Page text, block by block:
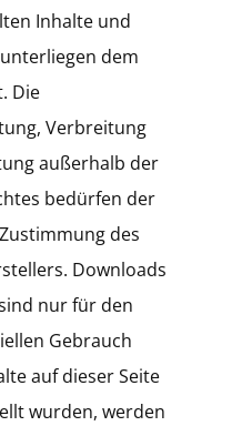
Inhalte und
dem
Die
Verbreitung
außerhalb der
bedürfen der
des
Downloads
nur für den
Gebrauch
auf dieser Seite
wurden, werden